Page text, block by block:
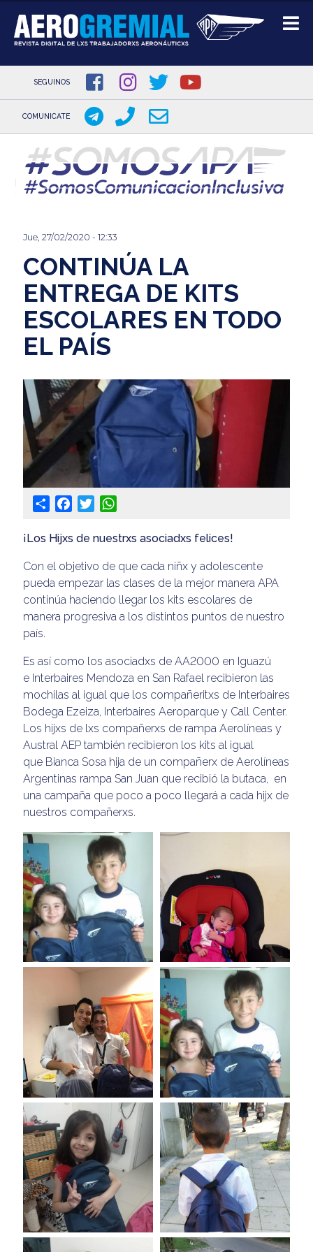
Pasar
contenido
principal
SEGUINOS
COMUNICATE
Jue, 27/02/2020 - 12:33
CONTINÚA LA
ENTREGA DE KITS
ESCOLARES EN TODO
EL PAÍS
Share Facebook
Twitter
¡Los Hijxs de nuestrxs asociadxs felices!
Con el objetivo de que cada niñx y adolescente
pueda empezar las clases de la mejor manera APA
continúa haciendo llegar los kits escolares de
manera progresiva a los distintos puntos de nuestro
país.
Es así como los asociadxs de AA2000 en Iguazú
e Interbaires Mendoza en San Rafael recibieron las
mochilas al igual que los compañeritxs de Interbaires
Bodega Ezeiza, Interbaires Aeroparque y Call Center.
Los hijxs de lxs compañerxs de rampa Aerolíneas y
Austral AEP también recibieron los kits al igual
que Bianca Sosa hija de un compañerx de Aerolíneas
Argentinas rampa San Juan que recibió la butaca, en
una campaña que poco a poco llegará a cada hijx de
nuestros compañerxs.